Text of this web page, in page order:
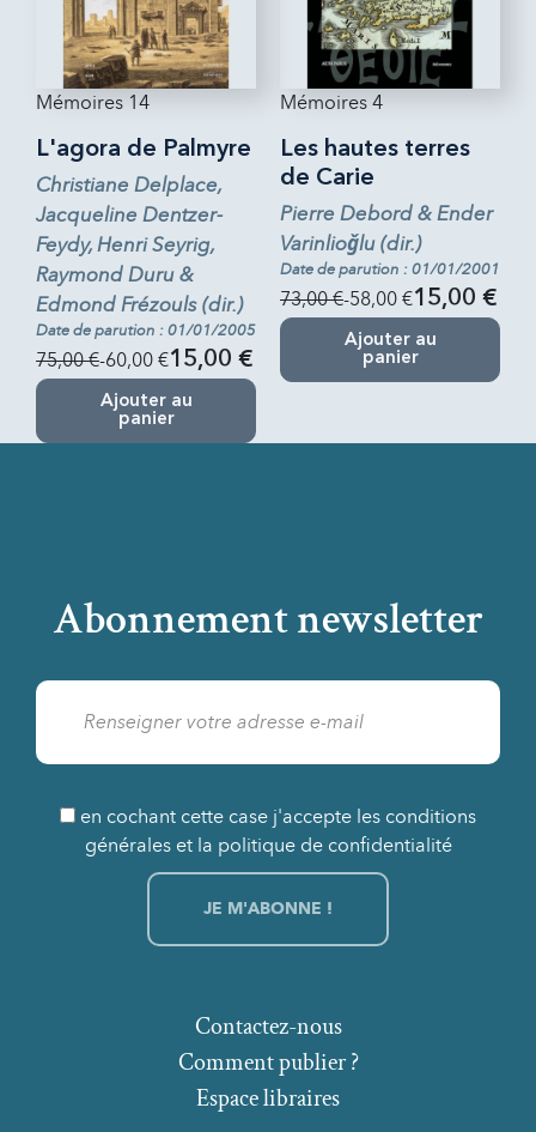
Mémoires 14
L'agora de Palmyre
Christiane Delplace,
Jacqueline Dentzer-
Feydy, Henri Seyrig,
Raymond Duru &
Edmond Frézouls (dir.)
Date de parution : 01/01/2005
75,00 €-60,00 €15,00 €
Ajouter au
panier
Mémoires 4
Les hautes terres
de Carie
Pierre Debord & Ender
Varinlioǧlu (dir.)
Date de parution : 01/01/2001
73,00 €-58,00 €15,00 €
Ajouter au
panier
Abonnement newsletter
en cochant cette case j'accepte les conditions
générales et la politique de confidentialité
Comment publier ?
Espace libraires
Contactez-nous